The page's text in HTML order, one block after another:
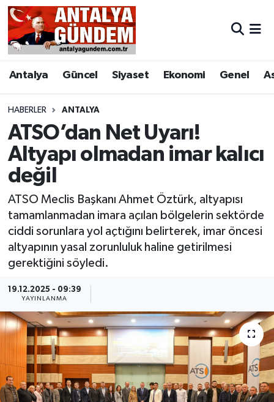
Antalya Güncel Siyaset Ekonomi Genel
HABERLER ANTALYA
ATSO’dan Net Uyarı!
Altyapı olmadan imar kalıcı
değil
ATSO Meclis Başkanı Ahmet Öztürk, altyapısı
tamamlanmadan imara açılan bölgelerin sektörde
ciddi sorunlara yol açtığını belirterek, imar öncesi
altyapının yasal zorunluluk haline getirilmesi
gerektiğini söyledi.
19.12.2025 - 09:39
YAYINLANMA
Antalya
Asayiş
Bilim & Teknoloji
Bölge
EĞİTİM
Ekonomi
Genel
Görüntülü Haber
Güncel
Kültür & Sanat
Magazin
Resmi İlan
Antalya Nöbetçi Eczaneler
Antalya Hava Durumu
Antalya Namaz Vakitleri
Antalya Trafik Yoğunluk Haritası
Süper Lig Puan Durumu ve Fikstür
Tüm Manşetler
Son Dakika Haberleri
Haber Arşivi